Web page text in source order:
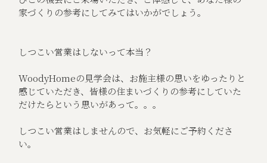
家づくりの参考にしてみてはいかがでしょう。
しつこい営業はしないって本当？
WoodyHomeの見学会は、お施主様の思いをゆったりと
感じていただき、皆様の住まいづくりの参考にしていた
だけたらという思いがあって。。。
しつこい営業はしませんので、お気軽にご予約くださ
い。